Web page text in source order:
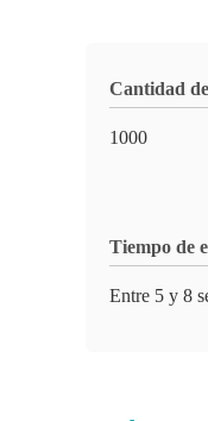
Cantidad
1000
Tiempo de
Entre 5 y 8